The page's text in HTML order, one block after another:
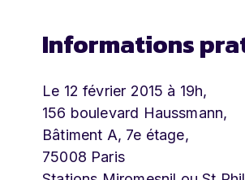
Informations
Le 12 février 2015 à 19h,
156 boulevard Haussmann,
Bâtiment A, 7e étage,
75008 Paris